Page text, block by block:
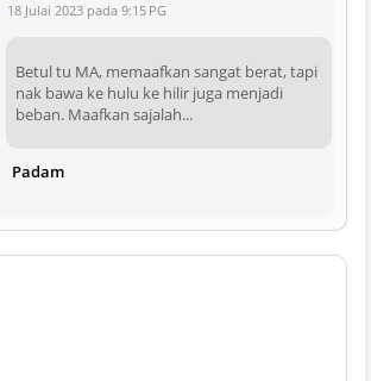
18 Julai 2023 pada 9:15 PG
Betul tu MA, memaafkan sangat berat, tapi
nak bawa ke hulu ke hilir juga menjadi
beban. Maafkan sajalah...
Padam